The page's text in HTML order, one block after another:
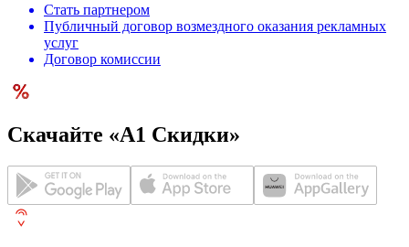
Стать партнером
Публичный договор возмездного оказания рекламных
услуг
Договор комиссии
Скачайте «А1 Скидки»